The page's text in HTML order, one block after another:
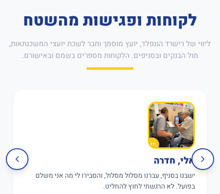
לקוחות ופגישות מהשטח
ליווי של רישרד הננפלד, יועץ מוסמך וחבר לשכת יועצי המשכנתאות,
מול הבנקים ובסניפים. הלקוחות מספרים בשמם ובאישורם.
אלי, חדרה
ישבנו בסניף, עברנו מסלול מסלול, והסבירו לי מה אני משלם
בפועל. לא הרגשתי לחוץ להחליט.